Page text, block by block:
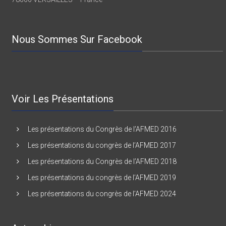
Nous Sommes Sur Facebook
Voir Les Présentations
Les présentations du Congrès de l’AFMED 2016
Les présentations du congrès de l’AFMED 2017
Les présentations du Congrès de l’AFMED 2018
Les présentations du congrès de l’AFMED 2019
Les présentations du congrès de l’AFMED 2024